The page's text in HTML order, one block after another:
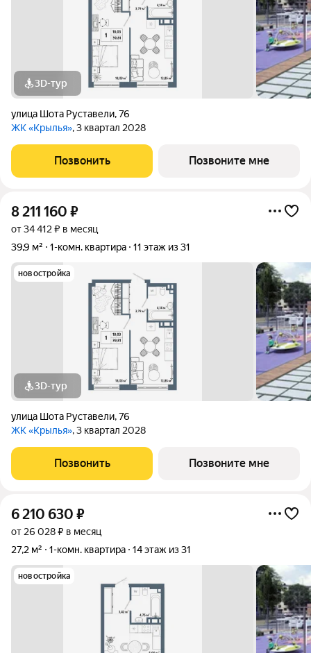
3D-тур
улица Шота Руставели,76
ЖК «Крылья», 3 квартал 2028
Позвонить Позвоните мне
8 211 160 ₽
от 34 412 ₽ в месяц
39,9 м²
1-комн. квартира 11 этаж из 31
новостройка
3D-тур
улица Шота Руставели,76
ЖК «Крылья», 3 квартал 2028
Позвонить Позвоните мне
6 210 630 ₽
от 26 028 ₽ в месяц
27,2 м²
1-комн. квартира 14 этаж из 31
новостройка